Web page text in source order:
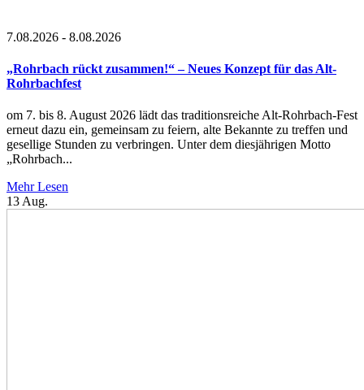
7.08.2026 - 8.08.2026
„Rohrbach rückt zusammen!“ – Neues Konzept für das Alt-
Rohrbachfest
om 7. bis 8. August 2026 lädt das traditionsreiche Alt-Rohrbach-Fest
erneut dazu ein, gemeinsam zu feiern, alte Bekannte zu treffen und
gesellige Stunden zu verbringen. Unter dem diesjährigen Motto
„Rohrbach...
Mehr Lesen
13 Aug.